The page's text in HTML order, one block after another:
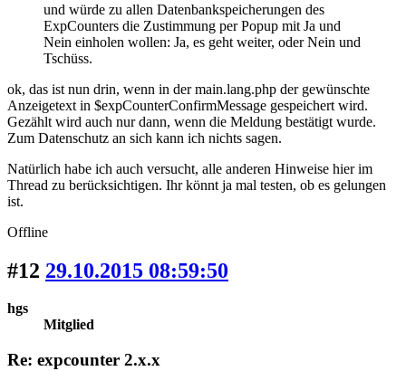
und würde zu allen Datenbankspeicherungen des
ExpCounters die Zustimmung per Popup mit Ja und
Nein einholen wollen: Ja, es geht weiter, oder Nein und
Tschüss.
ok, das ist nun drin, wenn in der main.lang.php der gewünschte
Anzeigetext in $expCounterConfirmMessage gespeichert wird.
Gezählt wird auch nur dann, wenn die Meldung bestätigt wurde.
Zum Datenschutz an sich kann ich nichts sagen.
Natürlich habe ich auch versucht, alle anderen Hinweise hier im
Thread zu berücksichtigen. Ihr könnt ja mal testen, ob es gelungen
ist.
Offline
#12 29.10.2015 08:59:50
hgs
Mitglied
Re: expcounter 2.x.x